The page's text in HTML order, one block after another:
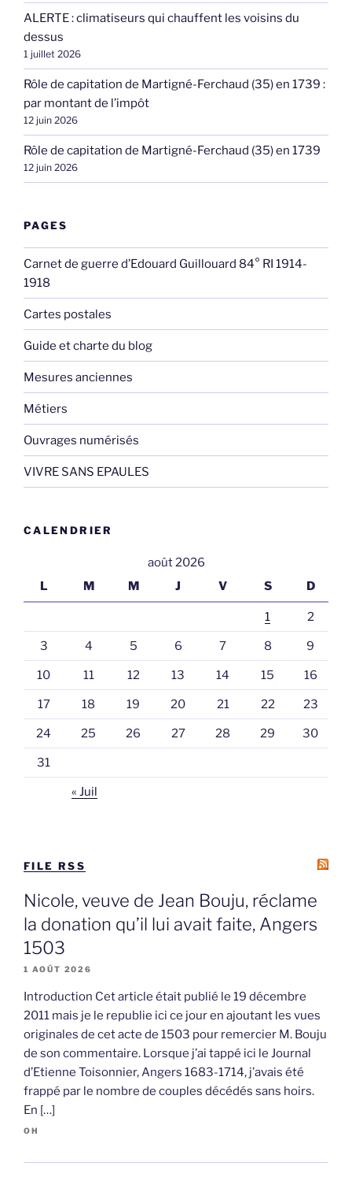
ALERTE : climatiseurs qui chauffent les voisins du
dessus
1 juillet 2026
Rôle de capitation de Martigné-Ferchaud (35) en 1739 :
par montant de l’impôt
12 juin 2026
Rôle de capitation de Martigné-Ferchaud (35) en 1739
12 juin 2026
PAGES
Carnet de guerre d’Edouard Guillouard 84° RI 1914-
1918
Cartes postales
Guide et charte du blog
Mesures anciennes
Métiers
Ouvrages numérisés
VIVRE SANS EPAULES
CALENDRIER
août 2026
L
M M J V S D
1 2
3 4 5 6 7 8 9
10 11 12 13 14 15 16
17 18 19 20 21 22 23
24 25 26 27 28 29 30
31
« Juil
FILE RSS
Nicole, veuve de Jean Bouju, réclame
la donation qu’il lui avait faite, Angers
1503
1 AOÛT 2026
Introduction Cet article était publié le 19 décembre
2011 mais je le republie ici ce jour en ajoutant les vues
originales de cet acte de 1503 pour remercier M. Bouju
de son commentaire. Lorsque j’ai tappé ici le Journal
d’Etienne Toisonnier, Angers 1683-1714, j’avais été
frappé par le nombre de couples décédés sans hoirs.
En […]
OH